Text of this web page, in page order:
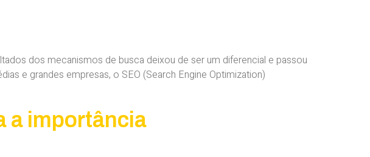
dos mecanismos de busca deixou de ser um diferencial e passou
e grandes empresas, o SEO (Search Engine Optimization)
a importância